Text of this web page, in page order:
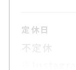
定休日
不定休